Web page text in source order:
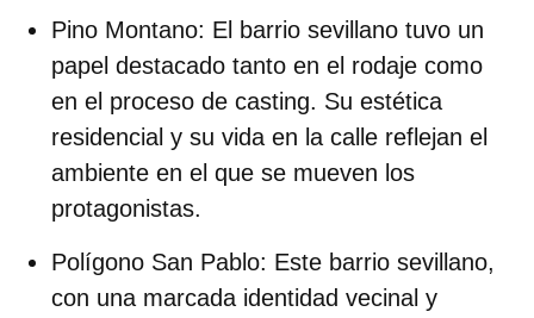
Pino Montano: El barrio sevillano tuvo un
papel destacado tanto en el rodaje como
en el proceso de casting. Su estética
residencial y su vida en la calle reflejan el
ambiente en el que se mueven los
protagonistas.
Polígono San Pablo: Este barrio sevillano,
con una marcada identidad vecinal y